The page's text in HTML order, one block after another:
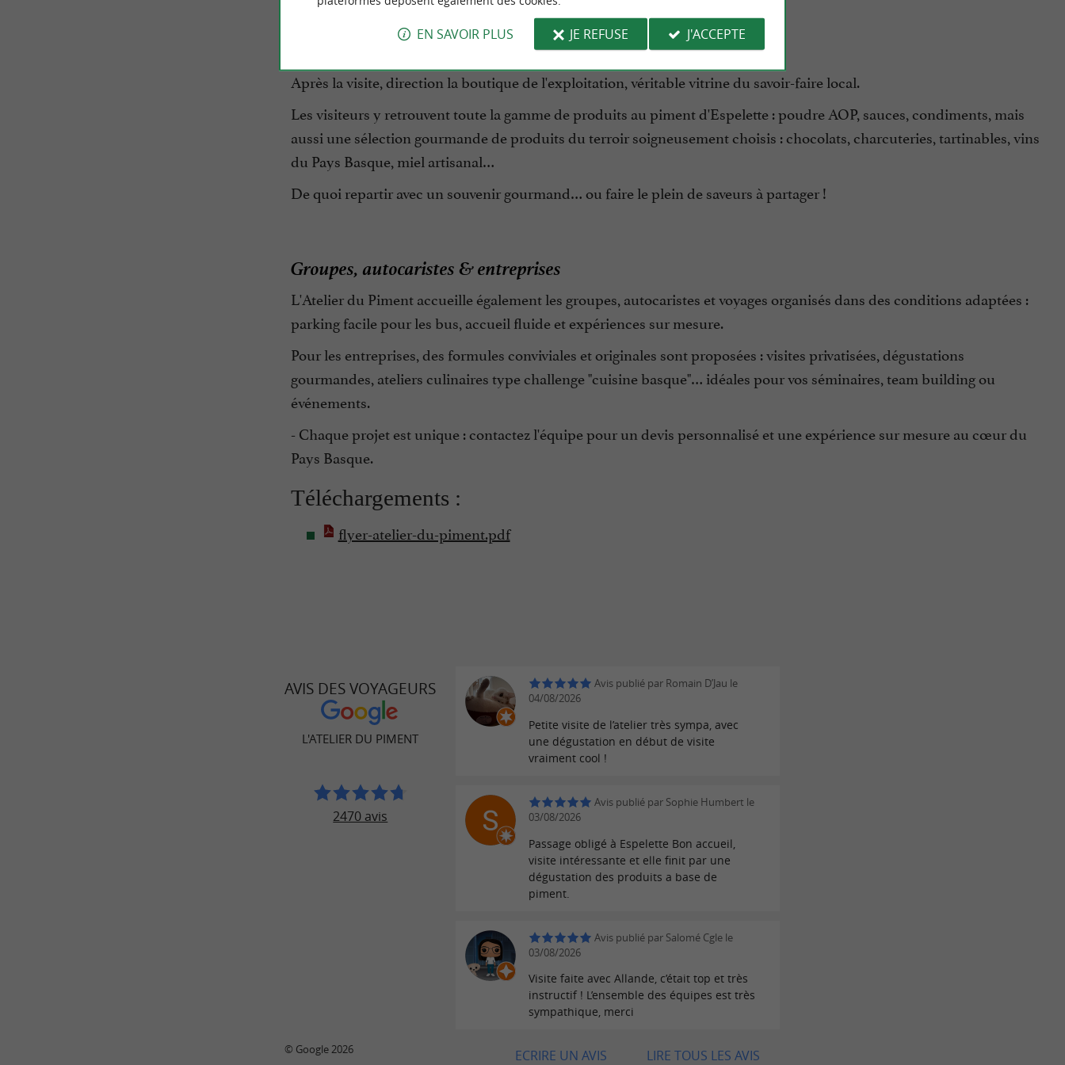
Une boutique gourmande avec des produits du terroir
Après la visite, direction la boutique de l'exploitation, véritable vitrine du savoir-faire local.
Les visiteurs y retrouvent toute la gamme de produits au piment d'Espelette : poudre AOP, sauces, condiments, mais
aussi une sélection gourmande de produits du terroir soigneusement choisis : chocolats, charcuteries, tartinables, vins
du Pays Basque, miel artisanal…
De quoi repartir avec un souvenir gourmand… ou faire le plein de saveurs à partager !
Groupes, autocaristes & entreprises
L'Atelier du Piment accueille également les groupes, autocaristes et voyages organisés dans des conditions adaptées :
parking facile pour les bus, accueil fluide et expériences sur mesure.
Pour les entreprises, des formules conviviales et originales sont proposées : visites privatisées, dégustations
gourmandes, ateliers culinaires type challenge "cuisine basque"… idéales pour vos séminaires, team building ou
événements.
- Chaque projet est unique : contactez l'équipe pour un devis personnalisé et une expérience sur mesure au cœur du
Pays Basque.
Téléchargements :
flyer-atelier-du-piment.pdf
AVIS DES VOYAGEURS
L'ATELIER DU PIMENT
2470 avis
Avis publié par Romain D’Jau le
04/08/2026
Petite visite de l’atelier très sympa, avec
une dégustation en début de visite
vraiment cool !
Avis publié par Sophie Humbert le
03/08/2026
Passage obligé à Espelette Bon accueil,
visite intéressante et elle finit par une
dégustation des produits a base de
piment.
Avis publié par Salomé Cgle le
03/08/2026
Visite faite avec Allande, c’était top et très
instructif ! L’ensemble des équipes est très
sympathique, merci
LIRE TOUS LES AVIS
ECRIRE UN AVIS
© Google 2026
EN SAVOIR PLUS JE REFUSE J'ACCEPTE